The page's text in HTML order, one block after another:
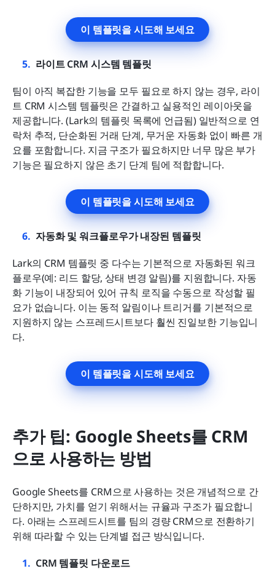
이 템플릿을 시도해 보세요
라이트 CRM 시스템 템플릿
팀이 아직 복잡한 기능을 모두 필요로 하지 않는 경우, 라이
트 CRM 시스템 템플릿은 간결하고 실용적인 레이아웃을
제공합니다. (Lark의 템플릿 목록에 언급됨) 일반적으로 연
락처 추적, 단순화된 거래 단계, 무거운 자동화 없이 빠른 개
요를 포함합니다. 지금 구조가 필요하지만 너무 많은 부가
기능은 필요하지 않은 초기 단계 팀에 적합합니다.
이 템플릿을 시도해 보세요
자동화 및 워크플로우가 내장된 템플릿
Lark의 CRM 템플릿 중 다수는 기본적으로 자동화된 워크
플로우(예: 리드 할당, 상태 변경 알림)를 지원합니다. 자동
화 기능이 내장되어 있어 규칙 로직을 수동으로 작성할 필
요가 없습니다. 이는 동적 알림이나 트리거를 기본적으로
지원하지 않는 스프레드시트보다 훨씬 진일보한 기능입니
다.
이 템플릿을 시도해 보세요
추가 팁: Google Sheets를 CRM
으로 사용하는 방법
Google Sheets를 CRM으로 사용하는 것은 개념적으로 간
단하지만, 가치를 얻기 위해서는 규율과 구조가 필요합니
다. 아래는 스프레드시트를 팀의 경량 CRM으로 전환하기
위해 따라할 수 있는 단계별 접근 방식입니다.
CRM 템플릿 다운로드